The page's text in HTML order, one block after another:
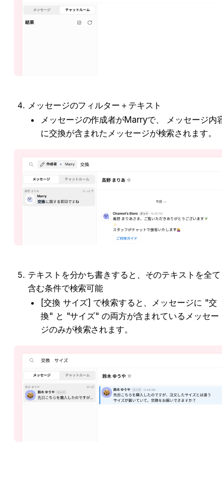
メッセージのフィルター＋テキスト
メッセージの作成者がMarryで、 メッセージ内
に交換が含まれたメッセージが検索されます。
テキストを分かち書きすると、そのテキストを全て
含む条件で検索可能
[交換 サイズ] で検索すると、メッセージに "交
換" と "サイズ" の両方が含まれているメッセー
ジのみが検索されます。